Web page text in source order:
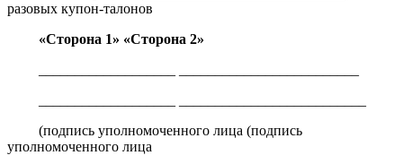
разовых купон-талонов
«Сторона 1» «Сторона 2»
(подпись уполномоченного лица (подпись
уполномоченного лица